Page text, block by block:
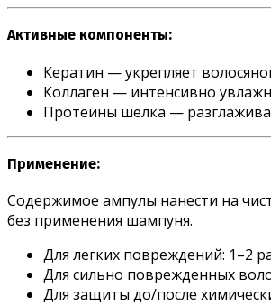
Активные компоненты:
Кератин — укрепляет
Коллаген — интенсивно
Протеины шелка —
Применение:
Содержимое ампулы нанести на
без применения шампуня.
Для легких повреждений: 1–2
Для сильно поврежденных
Для защиты до/после